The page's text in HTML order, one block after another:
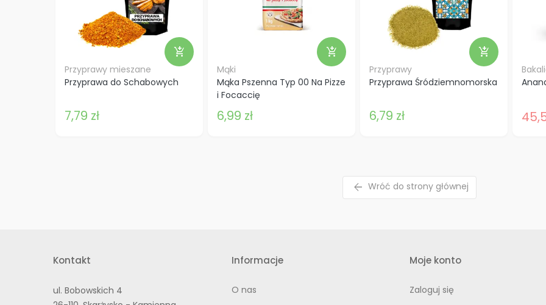
add_shopping_cart
Przyprawy mieszane
Przyprawa do Schabowych
7,79 zł
add_shopping_cart
Mąki
Mąka Pszenna Typ 00 Na Pizze
i Focaccię
6,99 zł
add_shopping_cart
Przyprawy
Przyprawa Śródziemnomorska
6,79 zł
arrow_back Wróć do strony głównej
Kontakt
ul. Bobowskich 4
Informacje
O nas
Moje konto
Zaloguj się